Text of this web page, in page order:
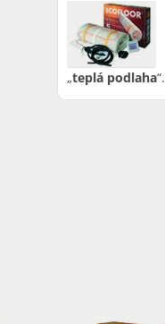
„teplá podlaha“.